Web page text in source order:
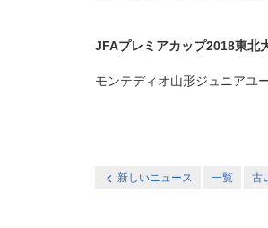
JFAプレミアカップ2018東北
モンテディオ山形ジュニアユ
新しいニュース 一覧 古